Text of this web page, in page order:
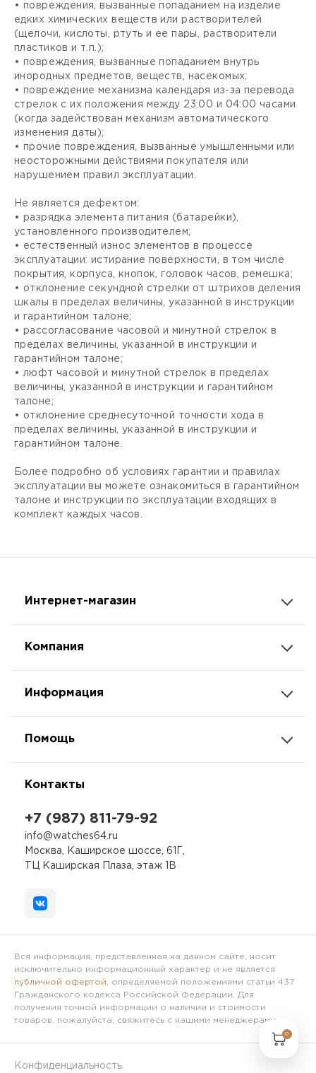
• повреждения, вызванные попаданием на изделие
едких химических веществ или растворителей
(щелочи, кислоты, ртуть и ее пары, растворители
пластиков и т.п.);
• повреждения, вызванные попаданием внутрь
инородных предметов, веществ, насекомых;
• повреждение механизма календаря из-за перевода
стрелок с их положения между 23:00 и 04:00 часами
(когда задействован механизм автоматического
изменения даты);
• прочие повреждения, вызванные умышленными или
неосторожными действиями покупателя или
нарушением правил эксплуатации.
Не является дефектом:
• разрядка элемента питания (батарейки),
установленного производителем;
• естественный износ элементов в процессе
эксплуатации: истирание поверхности, в том числе
покрытия, корпуса, кнопок, головок часов, ремешка;
• отклонение секундной стрелки от штрихов деления
шкалы в пределах величины, указанной в инструкции
и гарантийном талоне;
• рассогласование часовой и минутной стрелок в
пределах величины, указанной в инструкции и
гарантийном талоне;
• люфт часовой и минутной стрелок в пределах
величины, указанной в инструкции и гарантийном
талоне;
• отклонение среднесуточной точности хода в
пределах величины, указанной в инструкции и
гарантийном талоне.
Более подробно об условиях гарантии и правилах
эксплуатации вы можете ознакомиться в гарантийном
талоне и инструкции по эксплуатации входящих в
комплект каждых часов.
Интернет-магазин
Компания
Информация
Помощь
Контакты
+7 (987) 811-79-92
info@watches64.ru
Москва, Каширское шоссе, 61Г,
ТЦ Каширская Плаза, этаж 1В
Вся информация, представленная на данном сайте, носит
исключительно информационный характер и не является
публичной офертой , определяемой положениями статьи 437
Гражданского кодекса Российской Федерации. Для
получения точной информации о наличии и стоимости
товаров, пожалуйста, свяжитесь с нашими менеджерами.
Конфиденциальность
0